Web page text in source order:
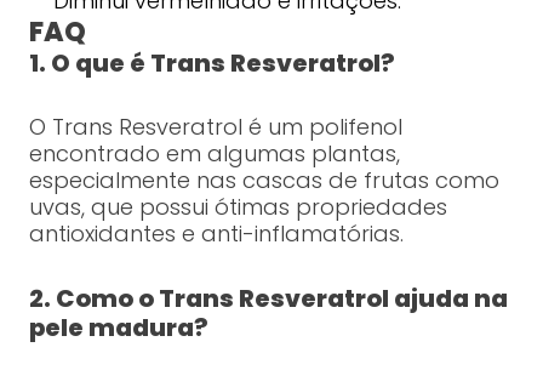
FAQ
1. O que é Trans Resveratrol?
O Trans Resveratrol é um polifenol
encontrado em algumas plantas,
especialmente nas cascas de frutas como
uvas, que possui ótimas propriedades
antioxidantes e anti-inflamatórias.
2. Como o Trans Resveratrol ajuda na
pele madura?